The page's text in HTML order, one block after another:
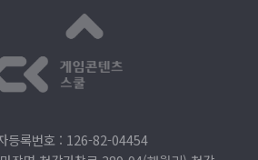
등록번호 : 126-82-04454